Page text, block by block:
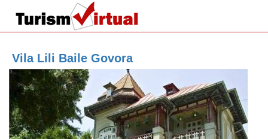
Vila Lili Baile Govora